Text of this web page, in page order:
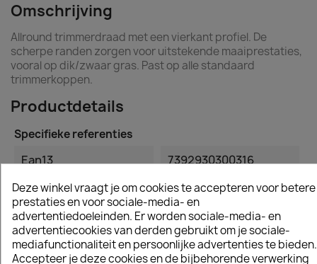
Omschrijving
Allround trimmerdraad met een vierkant profiel. De
scherpe randen zorgen voor uitstekende maaiprestaties,
vooral op dik/zwaar gras. Past op alle standaard
trimmerkoppen.
Productdetails
Specifieke referenties
Ean13 7392930300316
Vergelijkbare en betere producten
Deze winkel vraagt je om cookies te accepteren voor betere
prestaties en voor sociale-media- en
advertentiedoeleinden. Er worden sociale-media- en
advertentiecookies van derden gebruikt om je sociale-
mediafunctionaliteit en persoonlijke advertenties te bieden.
Accepteer je deze cookies en de bijbehorende verwerking